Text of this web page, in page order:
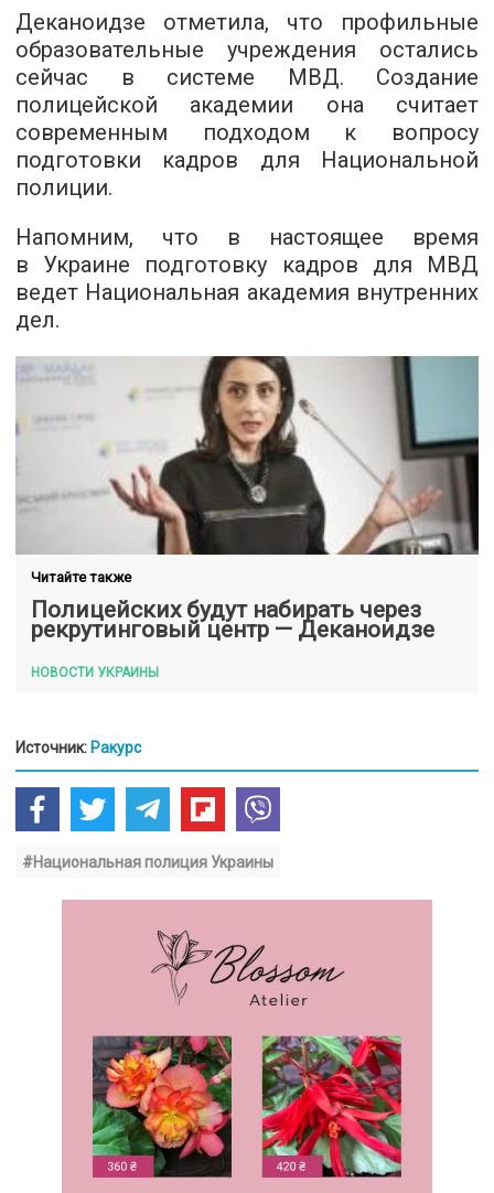
Деканоидзе отметила, что профильные
образовательные учреждения остались
сейчас в системе МВД. Создание
полицейской академии она считает
современным подходом к вопросу
подготовки кадров для Национальной
полиции.
Напомним, что в настоящее время
в Украине подготовку кадров для МВД
ведет Национальная академия внутренних
дел.
Читайте также
Полицейских будут набирать через
рекрутинговый центр — Деканоидзе
НОВОСТИ УКРАИНЫ
Источник: Ракурс
#Национальная полиция Украины